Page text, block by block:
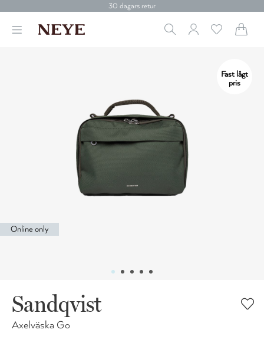
30 dagars retur
Leverans 1-4 arbetsdagar
Fast lågt
pris
Online only
Sandqvist
Axelväska Go